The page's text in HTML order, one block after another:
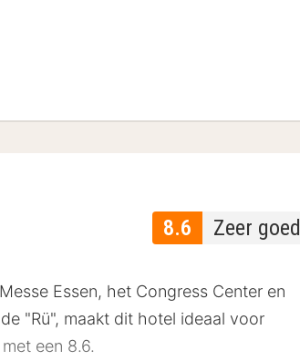
8.6 Zeer goed
Essen, het Congress Center en
"Rü", maakt dit hotel ideaal voor
een 8.6.